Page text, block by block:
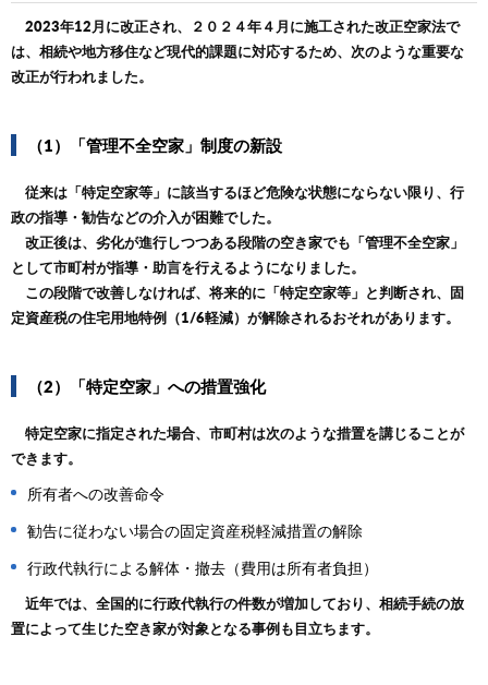
2023年12月に改正され、２０２４年４月に施工された改正空家法で
は、相続や地方移住など現代的課題に対応するため、次のような重要な
改正が行われました。
（1）「管理不全空家」制度の新設
従来は「特定空家等」に該当するほど危険な状態にならない限り、行
政の指導・勧告などの介入が困難でした。
改正後は、劣化が進行しつつある段階の空き家でも「管理不全空家」
として市町村が指導・助言を行えるようになりました。
この段階で改善しなければ、将来的に「特定空家等」と判断され、固
定資産税の住宅用地特例（1/6軽減）が解除されるおそれがあります。
（2）「特定空家」への措置強化
特定空家に指定された場合、市町村は次のような措置を講じることが
できます。
所有者への改善命令
勧告に従わない場合の固定資産税軽減措置の解除
行政代執行による解体・撤去（費用は所有者負担）
近年では、全国的に行政代執行の件数が増加しており、相続手続の放
置によって生じた空き家が対象となる事例も目立ちます。